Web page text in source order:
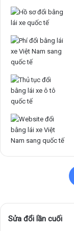
Sửa đổi lần cuối